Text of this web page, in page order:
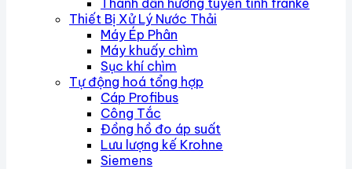
Thanh dẫn hướng tuyến tính franke
Thiết Bị Xử Lý Nước Thải
Máy Ép Phân
Máy khuấy chìm
Sục khí chìm
Tự động hoá tổng hợp
Cáp Profibus
Công Tắc
Đồng hồ đo áp suất
Lưu lượng kế Krohne
Siemens